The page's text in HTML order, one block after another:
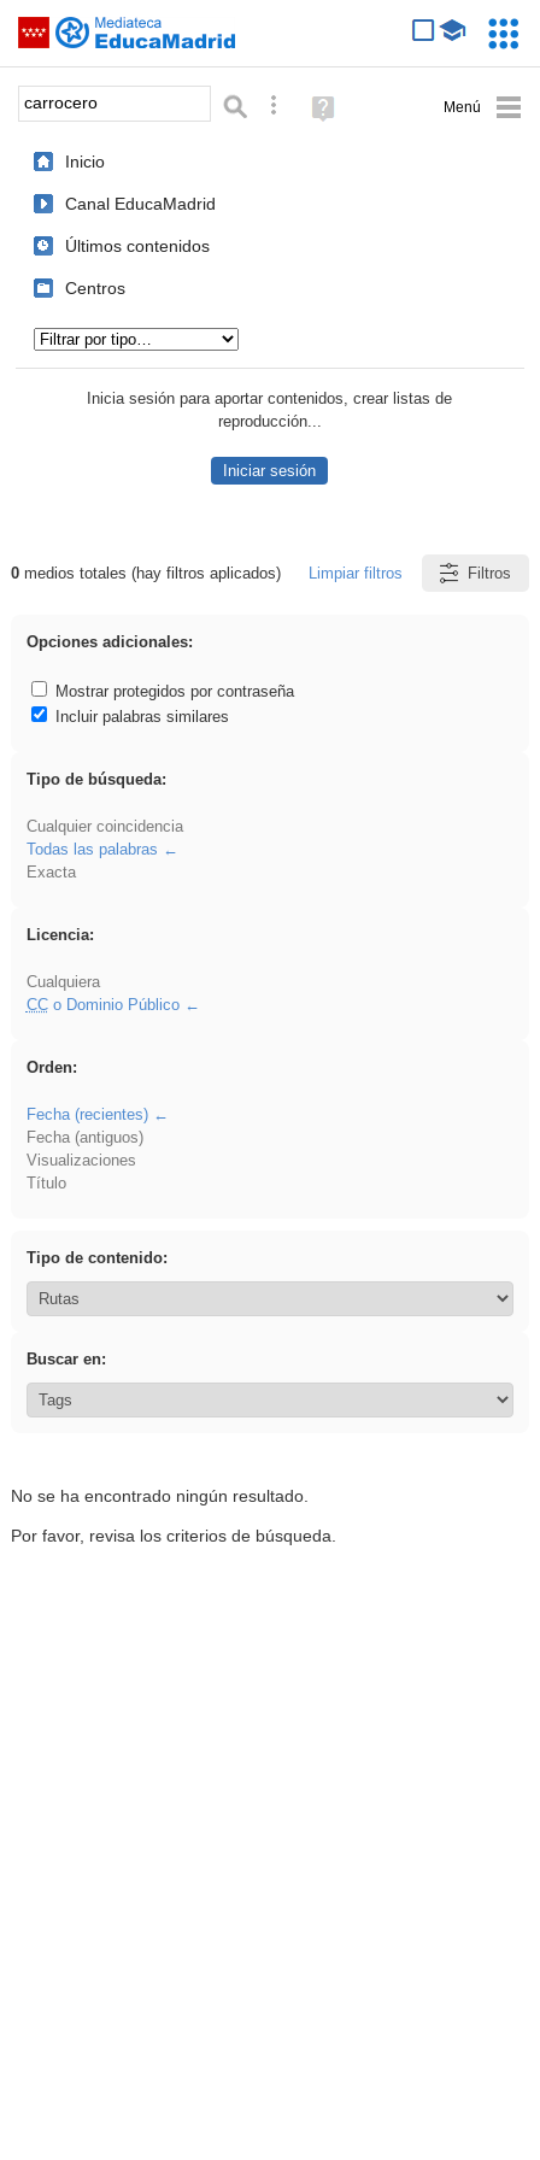
Saltar navegación
Palabra o frase: Búsqueda avanzada
Ayuda
(en
Inicio
Canal EducaMadrid
Últimos contenidos
Centros
Inicia sesión para aportar contenidos, crear listas de
reproducción...
Iniciar sesión
Resultados de: carrocero
0medios totales (hay filtros aplicados) Limpiar filtros Filtros
Opciones adicionales:
Mostrar protegidos por contraseña
Incluir palabras similares
Tipo de búsqueda:
Cualquier coincidencia
Todas las palabras
Exacta
Licencia:
Cualquiera
CCo Dominio Público
Orden:
Fecha (recientes)
Fecha (antiguos)
Visualizaciones
Título
Tipo de contenido:
Buscar en:
No se ha encontrado ningún resultado.
Por favor, revisa los criterios de búsqueda.